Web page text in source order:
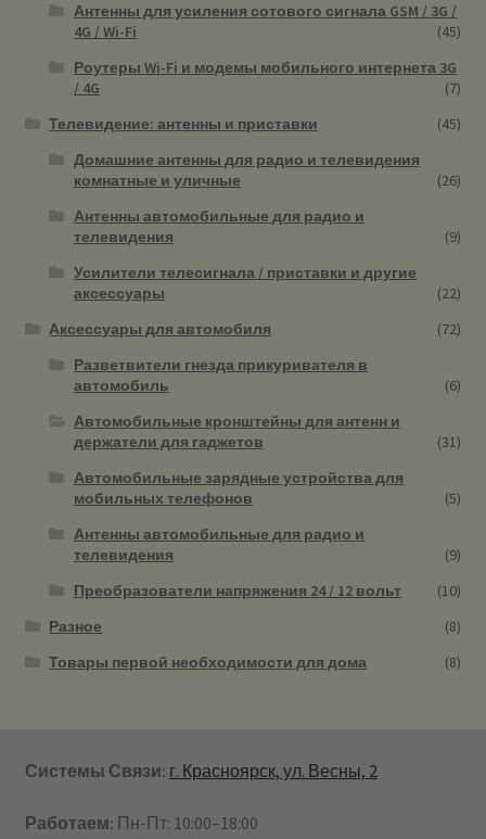
Антенны для усиления сотового сигнала GSM / 3G /
4G / Wi-Fi
(45)
Роутеры Wi-Fi и модемы мобильного интернета 3G
/ 4G
(7)
Телевидение: антенны и приставки
(45)
Домашние антенны для радио и телевидения
комнатные и уличные
(26)
Антенны автомобильные для радио и
телевидения
(9)
Усилители телесигнала / приставки и другие
аксессуары
(22)
Аксессуары для автомобиля
(72)
Разветвители гнезда прикуривателя в
автомобиль
(6)
Автомобильные кронштейны для антенн и
держатели для гаджетов
(31)
Автомобильные зарядные устройства для
мобильных телефонов
(5)
Антенны автомобильные для радио и
телевидения
(9)
Преобразователи напряжения 24 / 12 вольт
(10)
Разное
(8)
Товары первой необходимости для дома
(8)
Системы Связи: г. Красноярск, ул. Весны, 2
Работаем: Пн-Пт: 10:00–18:00